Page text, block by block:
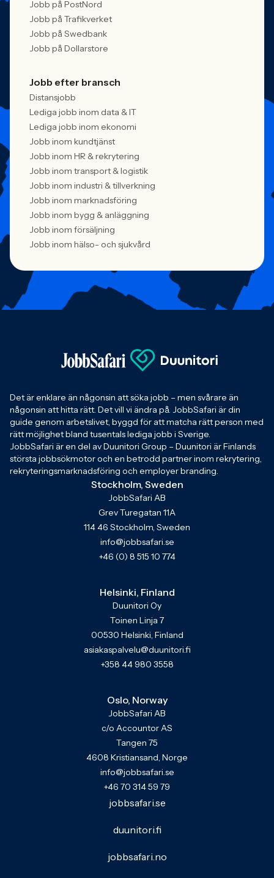
Jobb på PostNord
Jobb på Trafikverket
Jobb på Swedbank
Jobb på Dollarstore
Jobb efter bransch
Distansjobb
Lediga jobb inom data & IT
Lediga jobb inom ekonomi
Jobb inom kundtjänst
Jobb inom HR & rekrytering
Jobb inom transport & logistik
Jobb inom industri & tillverkning
Jobb inom marknadsföring
Jobb inom bygg & anläggning
Jobb inom försäljning
Jobb inom hälso- och sjukvård
Det är enklare än någonsin att söka jobb – men svårare än
någonsin att hitta rätt. Det vill vi ändra på. JobbSafari är din
guide genom arbetslivet, byggd för att matcha rätt person med
rätt möjlighet bland tusentals lediga jobb i Sverige.
JobbSafari är en del av Duunitori Group – Duunitori är Finlands
största jobbsökmotor och en betrodd partner inom rekrytering,
rekryteringsmarknadsföring och employer branding.
Stockholm, Sweden
JobbSafari AB
Grev Turegatan 11A
114 46 Stockholm, Sweden
info@jobbsafari.se
+46 (0) 8 515 10 774
Helsinki, Finland
Duunitori Oy
Toinen Linja 7
00530 Helsinki, Finland
asiakaspalvelu@duunitori.fi
+358 44 980 3558
Oslo, Norway
JobbSafari AB
c/o Accountor AS
Tangen 75
4608 Kristiansand, Norge
info@jobbsafari.se
+46 70 314 59 79
jobbsafari.se
duunitori.fi
jobbsafari.no